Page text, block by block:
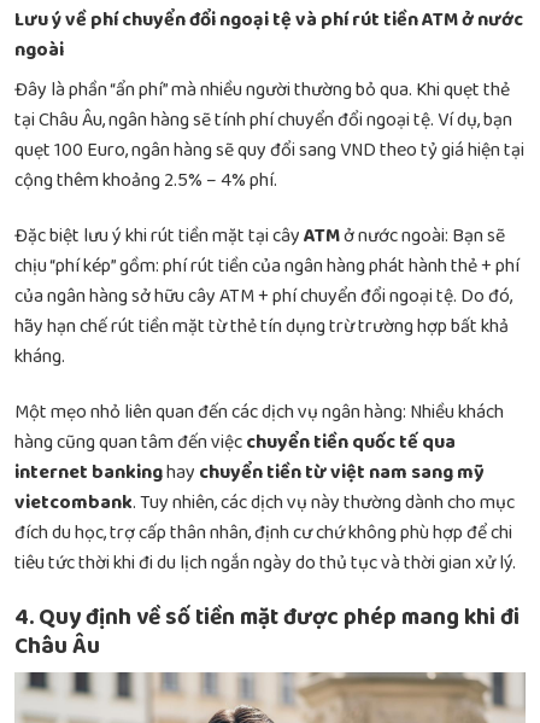
Lưu ý về phí chuyển đổi ngoại tệ và phí rút tiền ATM ở nước
ngoài
Đây là phần “ẩn phí” mà nhiều người thường bỏ qua. Khi quẹt thẻ
tại Châu Âu, ngân hàng sẽ tính phí chuyển đổi ngoại tệ. Ví dụ, bạn
quẹt 100 Euro, ngân hàng sẽ quy đổi sang VND theo tỷ giá hiện tại
cộng thêm khoảng 2.5% – 4% phí.
Đặc biệt lưu ý khi rút tiền mặt tại câyATMở nước ngoài: Bạn sẽ
chịu “phí kép” gồm: phí rút tiền của ngân hàng phát hành thẻ + phí
của ngân hàng sở hữu cây ATM + phí chuyển đổi ngoại tệ. Do đó,
hãy hạn chế rút tiền mặt từ thẻ tín dụng trừ trường hợp bất khả
kháng.
Một mẹo nhỏ liên quan đến các dịch vụ ngân hàng: Nhiều khách
hàng cũng quan tâm đến việcchuyển tiền quốc tế qua
internet bankinghay chuyển tiền từ việt nam sang mỹ
vietcombank. Tuy nhiên, các dịch vụ này thường dành cho mục
đích du học, trợ cấp thân nhân, định cư chứ không phù hợp để chi
tiêu tức thời khi đi du lịch ngắn ngày do thủ tục và thời gian xử lý.
4. Quy định về số tiền mặt được phép mang khi đi
Châu Âu